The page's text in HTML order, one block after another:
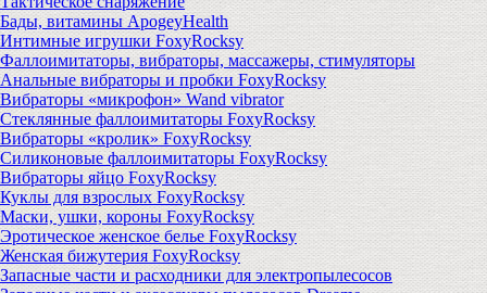
Бады, витамины ApogeyHealth
Интимные игрушки FoxyRocksy
Фаллоимитаторы, вибраторы, массажеры, стимуляторы
Анальные вибраторы и пробки FoxyRocksy
Вибраторы «микрофон» Wand vibrator
Стеклянные фаллоимитаторы FoxyRocksy
Вибраторы «кролик» FoxyRocksy
Силиконовые фаллоимитаторы FoxyRocksy
Вибраторы яйцо FoxyRocksy
Куклы для взрослых FoxyRocksy
Маски, ушки, короны FoxyRocksy
Эротическое женское белье FoxyRocksy
Женская бижутерия FoxyRocksy
Запасные части и расходники для электропылесосов